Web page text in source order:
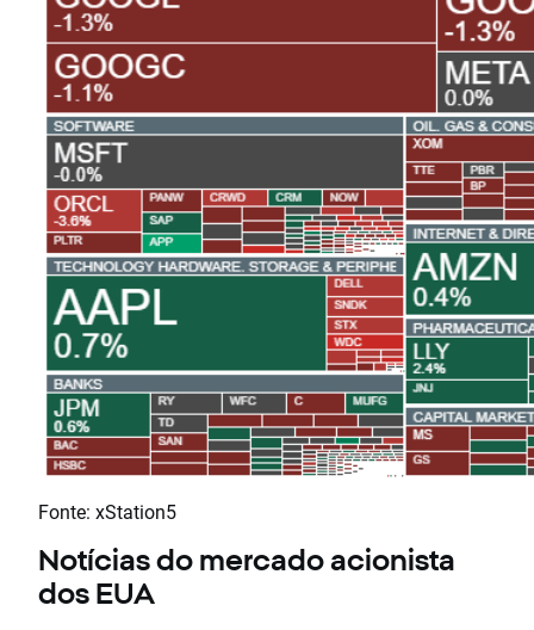
Fonte: xStation5
Notícias do mercado acionista
dos EUA